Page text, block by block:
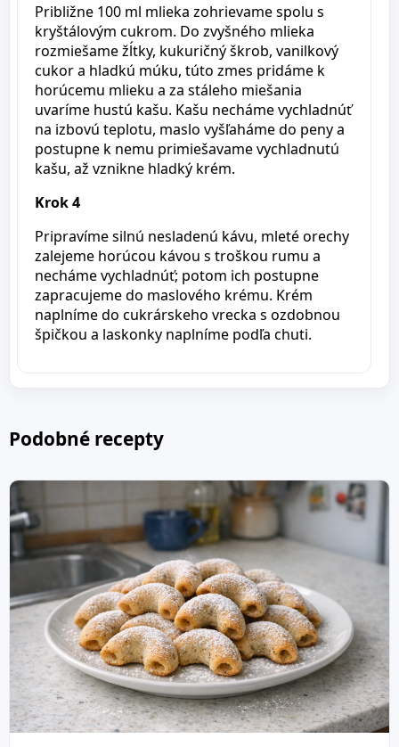
Približne 100 ml mlieka zohrievame spolu s
kryštálovým cukrom. Do zvyšného mlieka
rozmiešame žĺtky, kukuričný škrob, vanilkový
cukor a hladkú múku, túto zmes pridáme k
horúcemu mlieku a za stáleho miešania
uvaríme hustú kašu. Kašu necháme vychladnúť
na izbovú teplotu, maslo vyšľaháme do peny a
postupne k nemu primiešavame vychladnutú
kašu, až vznikne hladký krém.
Krok 4
Pripravíme silnú nesladenú kávu, mleté orechy
zalejeme horúcou kávou s troškou rumu a
necháme vychladnúť; potom ich postupne
zapracujeme do maslového krému. Krém
naplníme do cukrárskeho vrecka s ozdobnou
špičkou a laskonky naplníme podľa chuti.
Podobné recepty